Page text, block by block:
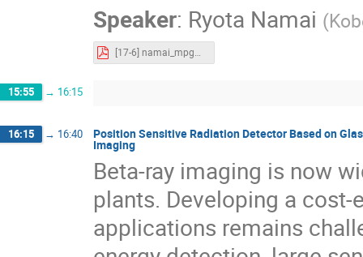
Speaker: Ryota Namai (
[17-6] namai_mpgd2023_v1.pdf
15:55 → 16:15
16:15 → 16:40 Position Sensitive Radiation Detector Based on
Imaging
Beta-ray imaging is now
plants. Developing a
applications remains